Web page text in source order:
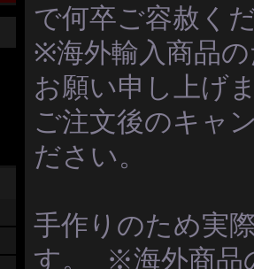
で何卒ご容赦く
※海外輸入商品
お願い申し上げ
ご注文後のキャ
ださい。
手作りのため実
す。 ※海外商品